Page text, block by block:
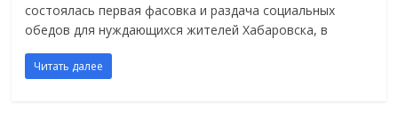
состоялась первая фасовка и раздача социальных
обедов для нуждающихся жителей Хабаровска, в
Читать далее